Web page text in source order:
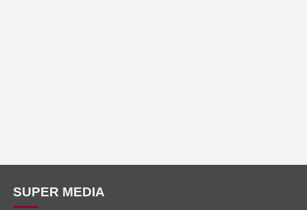
SUPER MEDIA